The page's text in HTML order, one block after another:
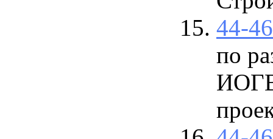
44-
по